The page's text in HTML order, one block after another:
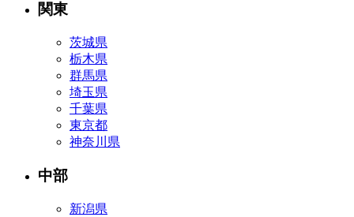
関東
茨城県
栃木県
群馬県
埼玉県
千葉県
東京都
神奈川県
中部
新潟県